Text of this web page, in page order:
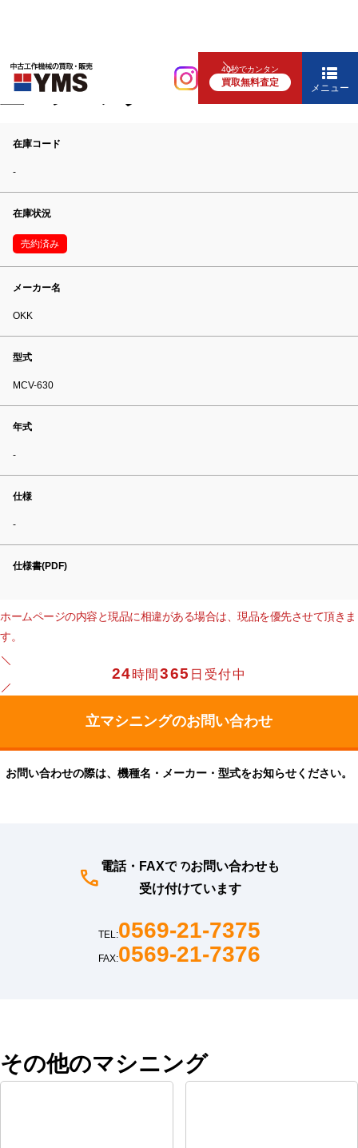
40秒でカンタン
買取無料査定 メニュー
マシニング
立マシニング
在庫コード
-
在庫状況
売約済み
メーカー名
OKK
型式
MCV-630
年式
-
仕様
-
仕様書(PDF)
ホームページの内容と現品に相違がある場合は、現品を優先させて頂きま
す。
24時間365 日受付中
お問い合わせの際は、機種名・メーカー・型式をお知らせください。
電話・FAXでのお問い合わせも
受け付けています
TEL:0569-21-7375
FAX:0569-21-7376
その他のマシニング